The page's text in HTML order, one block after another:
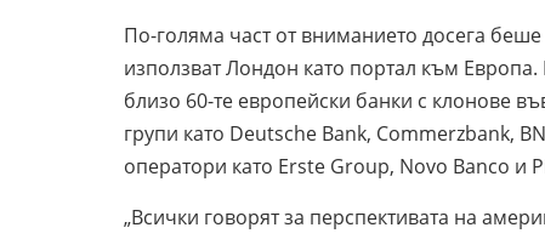
По-голяма част от вниманието досега
използват Лондон като портал към
близо 60-те европейски банки с клонове
групи като Deutsche Bank, Commerzbank,
оператори като Еrste Group, Novo Banco и
„Всички говорят за перспективата на